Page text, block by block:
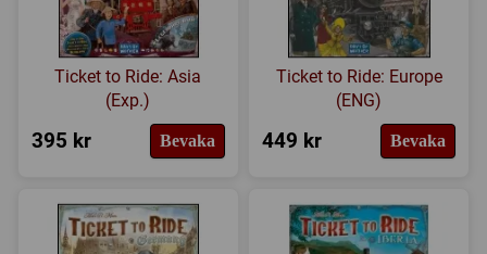
Ticket to Ride: Asia
(Exp.)
395 kr Bevaka
Ticket to Ride: Europe
(ENG)
449 kr Bevaka